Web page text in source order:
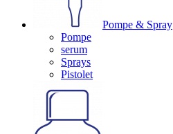
Pompe & Spray
Pompe
serum
Sprays
Pistolet